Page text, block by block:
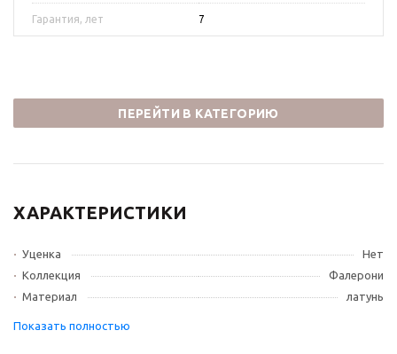
Гарантия, лет 7
ПЕРЕЙТИ В КАТЕГОРИЮ
ХАРАКТЕРИСТИКИ
Уценка
Нет
Коллекция
Фалерони
Материал
латунь